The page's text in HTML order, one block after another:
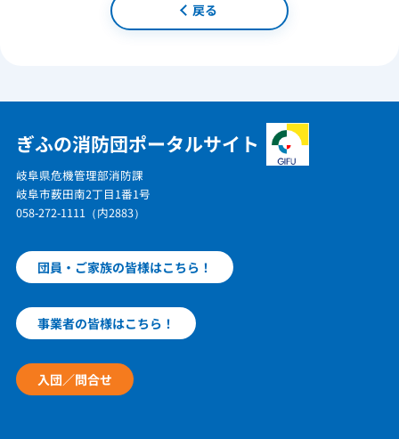
戻る
ぎふの消防団ポータルサイト
岐阜県危機管理部消防課
岐阜市薮田南2丁目1番1号
058-272-1111（内2883）
団員・ご家族の皆様はこちら！
事業者の皆様はこちら！
入団／問合せ